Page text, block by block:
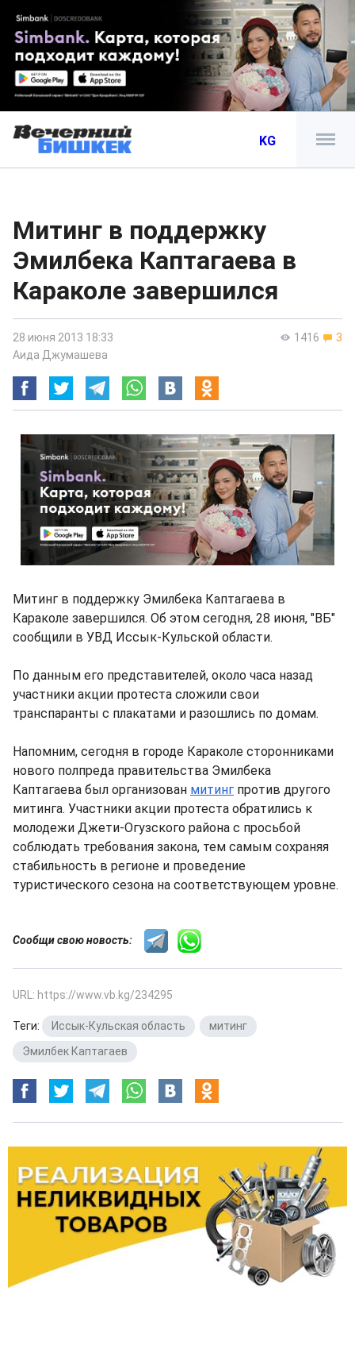
KG
Митинг в поддержку
Эмилбека Каптагаева в
Караколе завершился
1416 3
28 июня 2013 18:33
Аида Джумашева
Митинг в поддержку Эмилбека Каптагаева в
Караколе завершился. Об этом сегодня, 28 июня, "ВБ"
сообщили в УВД Иссык-Кульской области.
По данным его представителей, около часа назад
участники акции протеста сложили свои
транспаранты с плакатами и разошлись по домам.
Напомним, сегодня в городе Караколе сторонниками
нового полпреда правительства Эмилбека
Каптагаева был организован митинг против другого
митинга. Участники акции протеста обратились к
молодежи Джети-Огузского района с просьбой
соблюдать требования закона, тем самым сохраняя
стабильность в регионе и проведение
туристического сезона на соответствующем уровне.
Сообщи свою новость:
URL: https://www.vb.kg/234295
Теги: Иссык-Кульская область митинг
Эмилбек Каптагаев